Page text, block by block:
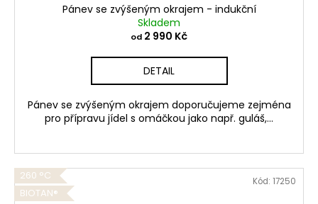
Pánev se zvýšeným okrajem - indukční
Skladem
od 2 990 Kč
DETAIL
Pánev se zvýšeným okrajem doporučujeme zejména
pro přípravu jídel s omáčkou jako např. guláš,...
260 °C
BIOTAN®
Kód: 17250